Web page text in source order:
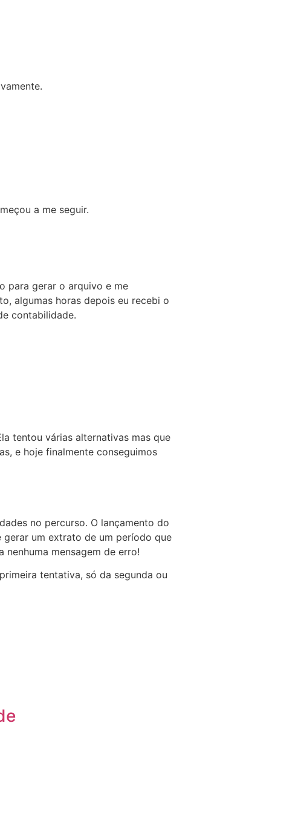
a me seguir.
para gerar o arquivo e me
algumas horas depois eu recebi o
contabilidade.
tentou várias alternativas mas que
e hoje finalmente conseguimos
no percurso. O lançamento do
um extrato de um período que
mensagem de erro!
tentativa, só da segunda ou